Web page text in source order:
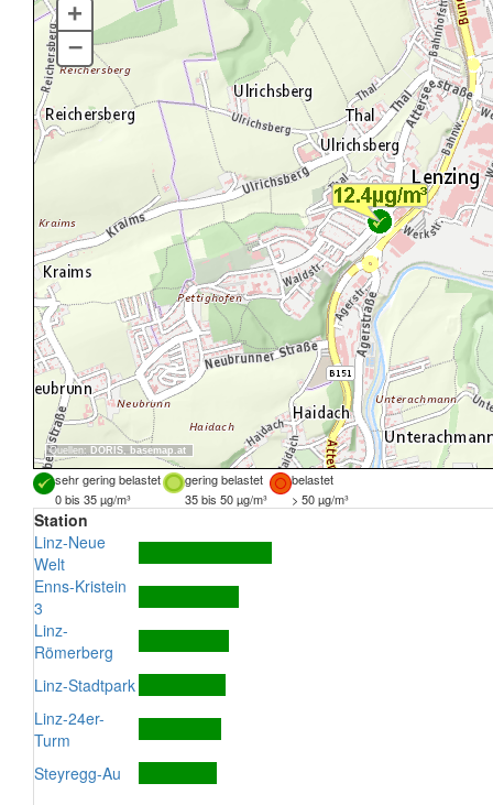
Quellen: DORIS, basemap.at
+
–
sehr gering belastet gering belastet
belastet
0 bis 35 µg/m³
35 bis 50 µg/m³ > 50 µg/m³
Station
Linz-Neue
Welt
Enns-Kristein
3
Linz-
Römerberg
Linz-Stadtpark
Linz-24er-
Turm
Steyregg-Au